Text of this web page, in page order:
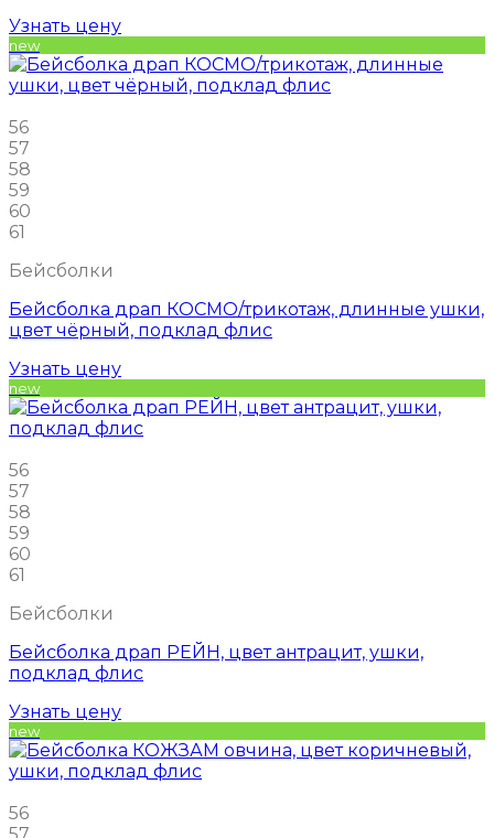
Узнать цену
new
56
57
58
59
60
61
Бейсболки
Бейсболка драп КОСМО/трикотаж, длинные ушки,
цвет чёрный, подклад флис
Узнать цену
new
56
57
58
59
60
61
Бейсболки
Бейсболка драп РЕЙН, цвет антрацит, ушки,
подклад флис
Узнать цену
new
56